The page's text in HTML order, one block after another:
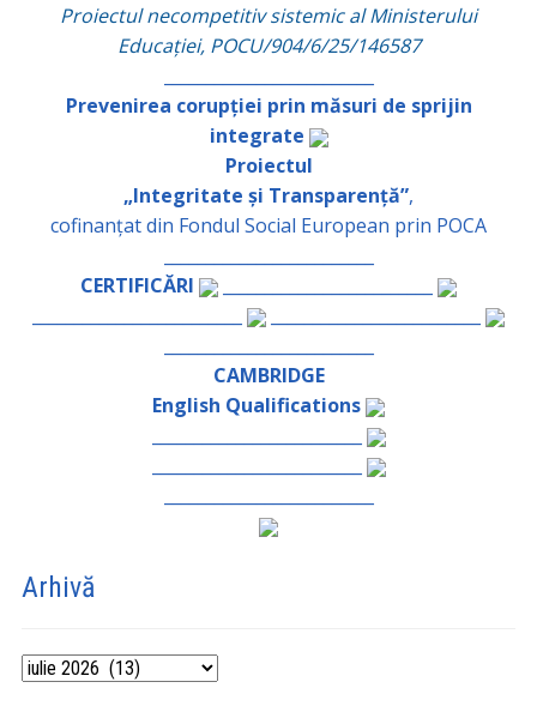
Proiectul necompetitiv sistemic al Ministerului
Educației, POCU/904/6/25/146587
Prevenirea corupției prin măsuri de sprijin
integrate
Proiectul
„Integritate și Transparență”,
cofinanțat din Fondul Social European prin POCA
CERTIFICĂRI
CAMBRIDGE
English Qualifications
Arhivă
Arhivă